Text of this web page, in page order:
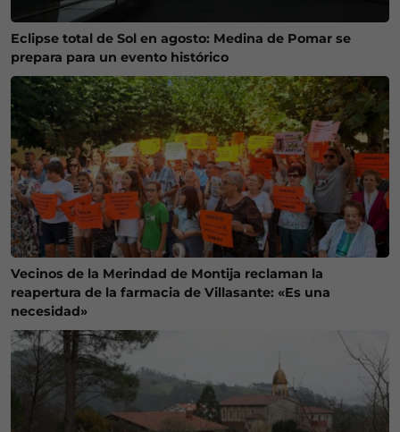
Eclipse total de Sol en agosto: Medina de Pomar se
prepara para un evento histórico
Vecinos de la Merindad de Montija reclaman la
reapertura de la farmacia de Villasante: «Es una
necesidad»